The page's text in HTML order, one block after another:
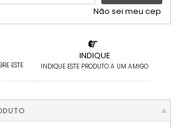
ESTE
INDIQUE
INDIQUE ESTE PRODUTO A UM AMIGO
Não sei meu cep